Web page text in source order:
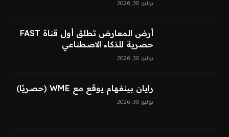
يوليو 30, 2026
أرض المعارض تطلق أول قناة FAST
حصرية للذكاء الاصطناعي
يوليو 30, 2026
رايان بينغهام يوقع مع WME (حصريًا)
يوليو 30, 2026